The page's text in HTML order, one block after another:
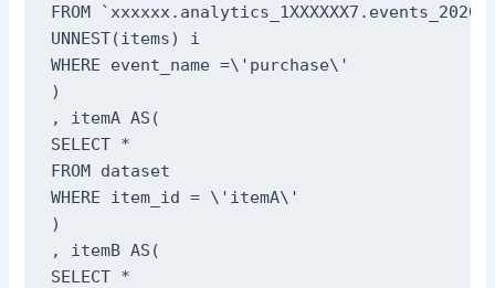
FROM
UNNEST(items) i
WHERE event_name =\'purchase\'
)
, itemA AS(
SELECT *
FROM dataset
WHERE item_id = \'itemA\'
)
, itemB AS(
SELECT *